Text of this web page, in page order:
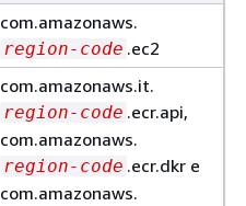
com.amazonaws.
region-code .ec2
com.amazonaws.it.
region-code .ecr.api,
com.amazonaws.
region-code .ecr.dkr e
com.amazonaws.